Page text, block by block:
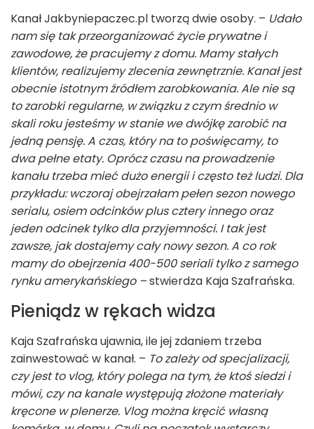
Kanał Jakbyniepaczec.pl tworzą dwie osoby. – Udało
nam się tak przeorganizować życie prywatne i
zawodowe, że pracujemy z domu. Mamy stałych
klientów, realizujemy zlecenia zewnętrznie. Kanał jest
obecnie istotnym źródłem zarobkowania. Ale nie są
to zarobki regularne, w związku z czym średnio w
skali roku jesteśmy w stanie we dwójkę zarobić na
jedną pensję. A czas, który na to poświęcamy, to
dwa pełne etaty. Oprócz czasu na prowadzenie
kanału trzeba mieć dużo energii i często też ludzi. Dla
przykładu: wczoraj obejrzałam pełen sezon nowego
serialu, osiem odcinków plus cztery innego oraz
jeden odcinek tylko dla przyjemności. I tak jest
zawsze, jak dostajemy cały nowy sezon. A co rok
mamy do obejrzenia 400-500 seriali tylko z samego
rynku amerykańskiego –stwierdza Kaja Szafrańska.
Pieniądz w rękach widza
Kaja Szafrańska ujawnia, ile jej zdaniem trzeba
zainwestować w kanał. – To zależy od specjalizacji,
czy jest to vlog, który polega na tym, że ktoś siedzi i
mówi, czy na kanale występują złożone materiały
kręcone w plenerze. Vlog można kręcić własną